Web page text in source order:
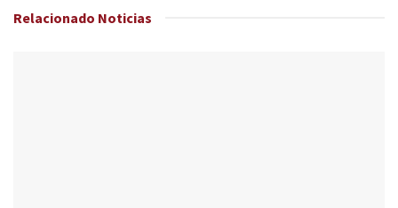
Relacionado Noticias